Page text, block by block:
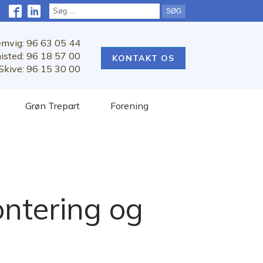
Søg
efter:
96 63 05 44
96 18 57 00
96 15 30 00
KONTAKT OS
Grøn Trepart Forening
og